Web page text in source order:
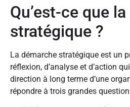
Qu’est-ce que
stratégique ?
La démarche stratégique est un
réflexion, d’analyse et d’action
direction à long terme d’une
répondre à trois grandes